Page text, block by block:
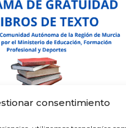
consentimiento